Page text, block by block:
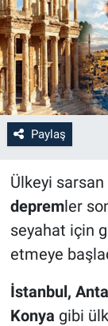
Paylaş
Ülkeyi sarsan
depremler
seyahat için
etmeye
İstanbul,
Konya gibi